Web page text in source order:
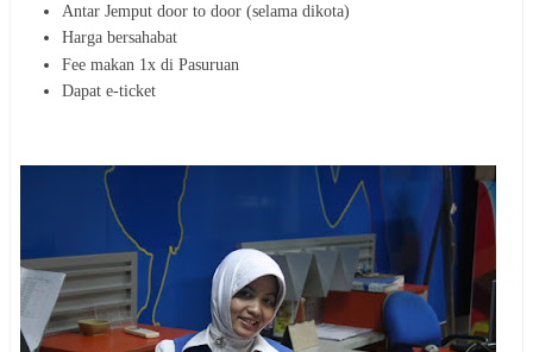
Antar Jemput door to door (selama dikota)
Harga bersahabat
Fee makan 1x di Pasuruan
Dapat e-ticket